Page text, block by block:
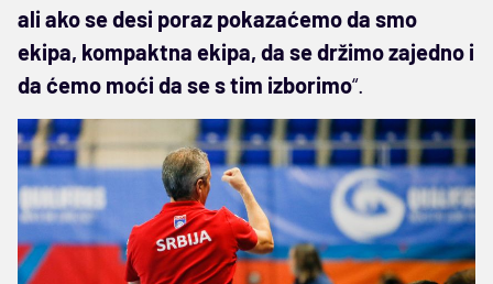
ali ako se desi poraz pokazaćemo da smo
ekipa, kompaktna ekipa, da se držimo zajedno i
da ćemo moći da se s tim izborimo“.